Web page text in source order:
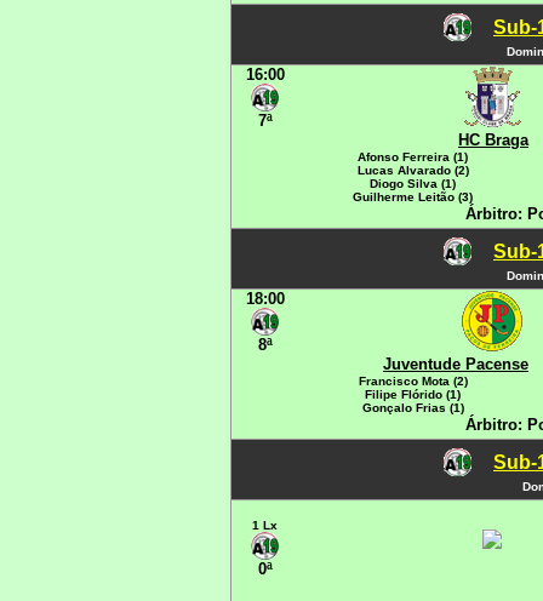
Sub-
16:00
7ª
HC Braga
Afonso Ferreira (1)
Lucas Alvarado (2)
Diogo Silva (1)
Guilherme Leitão (3)
Árbitro:
Sub-
18:00
8ª
Juventude Pacense
Francisco Mota (2)
Filipe Flórido (1)
Gonçalo Frias (1)
Árbitro:
Sub-
1 Lx
0ª